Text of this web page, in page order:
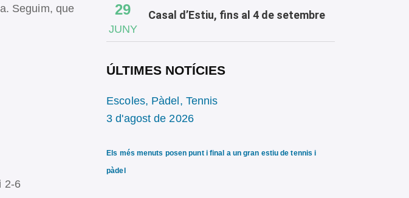
Seguim, que
2-6
29
JUNY
Casal d’Estiu, fins al 4 de setembre
ÚLTIMES NOTÍCIES
Escoles, Pàdel, Tennis
3 d'agost de 2026
Els més menuts posen punt i final a un gran estiu de tennis i
pàdel